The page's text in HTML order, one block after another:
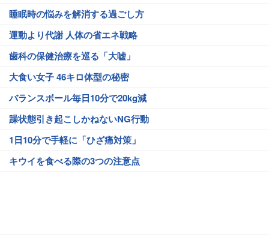
睡眠時の悩みを解消する過ごし方
運動より代謝 人体の省エネ戦略
歯科の保健治療を巡る「大嘘」
大食い女子 46キロ体型の秘密
バランスボール毎日10分で20kg減
躁状態引き起こしかねないNG行動
1日10分で手軽に「ひざ痛対策」
キウイを食べる際の3つの注意点